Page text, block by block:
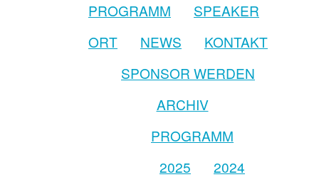
PROGRAMM
SPEAKER
ORT
NEWS
KONTAKT
SPONSOR WERDEN
ARCHIV
PROGRAMM
2025
2024